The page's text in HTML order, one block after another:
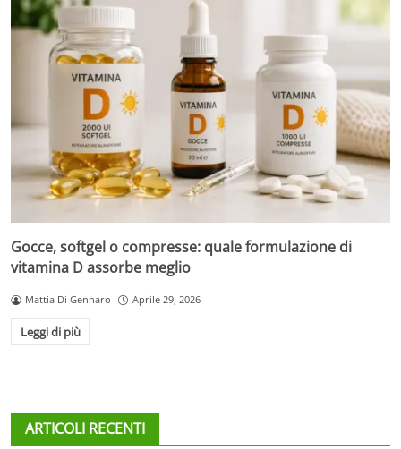
Gocce, softgel o compresse: quale formulazione di
vitamina D assorbe meglio
Mattia Di Gennaro Aprile 29, 2026
Leggi di più
ARTICOLI RECENTI